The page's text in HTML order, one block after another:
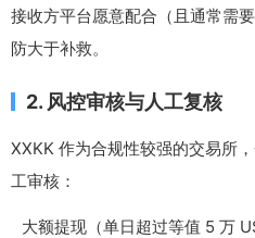
接收方平台愿意配合（且通常需
防大于补救。
2. 风控审核与人工复核
XXKK 作为合规性较强的交易所
工审核：
大额提现（单日超过等值 5 万